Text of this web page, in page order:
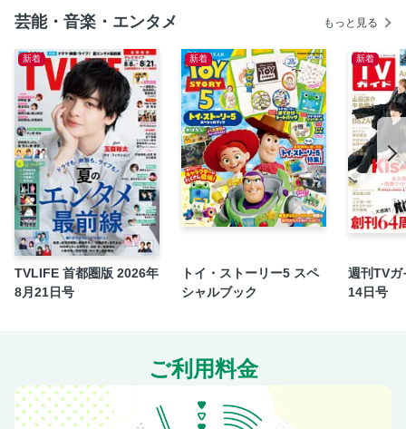
芸能・音楽・エンタメ もっと見る
新着
TVLIFE 首都圏版 2026年
8月21日号
新着
トイ・ストーリー5 スペ
シャルブック
新着
週刊TV
14日号
ご利用料金